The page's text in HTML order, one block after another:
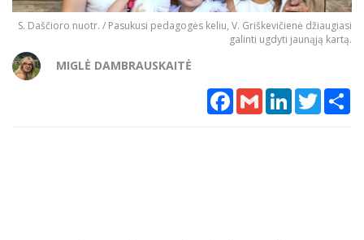
S. Daščioro nuotr. / Pasukusi pedagogės keliu, V. Griškevičienė džiaugiasi
galinti ugdyti jaunąją kartą.
MIGLĖ DAMBRAUSKAITĖ
Facebook
Gmail LinkedInTwitter